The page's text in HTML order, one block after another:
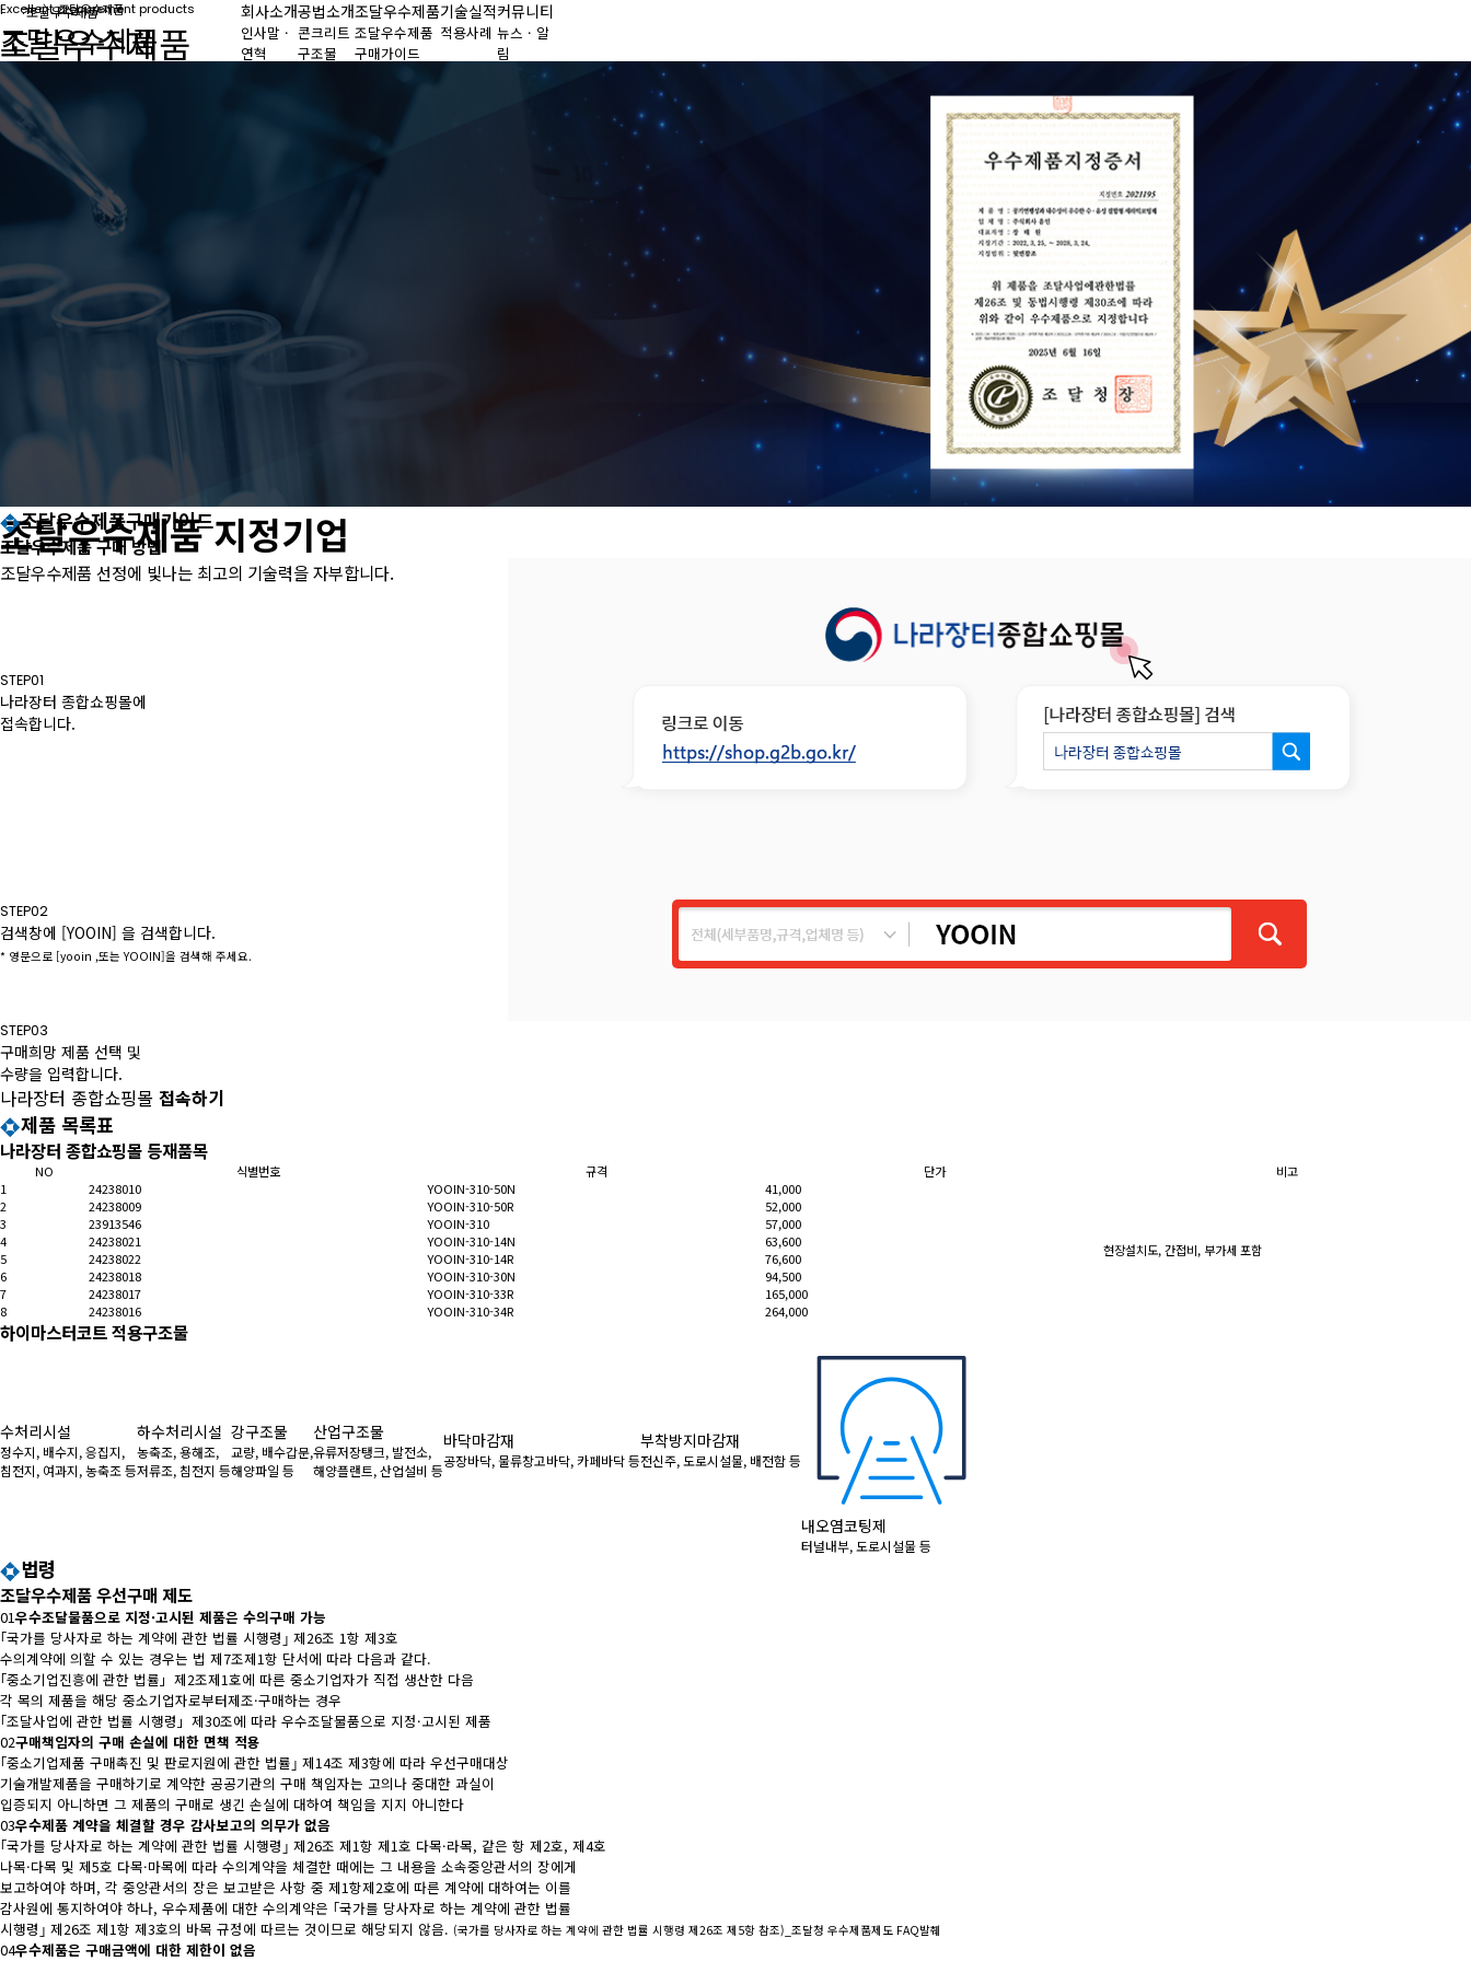
회사소개
인사말 ·
연혁
공법소개
콘크리트
구조물
조달우수제품
조달우수제품
구매가이드
기술실적
적용사례
커뮤니티
뉴스 · 알
림
Home〉조달우수제품
조달우수제품
조달우수제품
Excellent procurement products
조달우수제품
조달우수제품 지정기업
조달우수제품 선정에 빛나는 최고의 기술력을 자부합니다.
조달우수제품구매가이드
조달우수제품 구매 방법
STEP01
나라장터 종합쇼핑몰에
접속합니다.
STEP02
검색창에 [YOOIN] 을 검색합니다.
* 영문으로 [yooin ,또는 YOOIN]을 검색해 주세요.
STEP03
구매희망 제품 선택 및
수량을 입력합니다.
나라장터 종합쇼핑몰 접속하기
제품 목록표
나라장터 종합쇼핑몰 등재품목
NO 식별번호 규격 단가
비고
1
24238010 YOOIN-310-50N 41,000
현장설치도, 간접비, 부가세 포함
2 24238009 YOOIN-310-50R
52,000
3
23913546 YOOIN-310
57,000
4
24238021 YOOIN-310-14N
63,600
5
24238022 YOOIN-310-14R
76,600
6
24238018 YOOIN-310-30N
94,500
7
24238017 YOOIN-310-33R
165,000
8
24238016 YOOIN-310-34R 264,000
하이마스터코트 적용구조물
수처리시설
정수지, 배수지, 응집지,
침전지, 여과지, 농축조 등
하수처리시설
농축조, 용해조,
저류조, 침전지 등
강구조물
교량, 배수갑문,
해양파일 등
산업구조물
유류저장탱크, 발전소,
해양플랜트, 산업설비 등
바닥마감재
공장바닥, 물류창고바닥, 카페바닥 등
부착방지마감재
전신주, 도로시설물, 배전함 등
내오염코팅제
터널내부, 도로시설물 등
법령
조달우수제품 우선구매 제도
01우수조달물품으로 지정·고시된 제품은 수의구매 가능
｢국가를 당사자로 하는 계약에 관한 법률 시행령｣ 제26조 1항 제3호
수의계약에 의할 수 있는 경우는 법 제7조제1항 단서에 따라 다음과 같다.
｢중소기업진흥에 관한 법률」제2조제1호에 따른 중소기업자가 직접 생산한 다음
각 목의 제품을 해당 중소기업자로부터제조·구매하는 경우
｢조달사업에 관한 법률 시행령」제30조에 따라 우수조달물품으로 지정·고시된 제품
02구매책임자의 구매 손실에 대한 면책 적용
｢중소기업제품 구매촉진 및 판로지원에 관한 법률｣ 제14조 제3항에 따라 우선구매대상
기술개발제품을 구매하기로 계약한 공공기관의 구매 책임자는 고의나 중대한 과실이
입증되지 아니하면 그 제품의 구매로 생긴 손실에 대하여 책임을 지지 아니한다
03우수제품 계약을 체결할 경우 감사보고의 의무가 없음
｢국가를 당사자로 하는 계약에 관한 법률 시행령｣ 제26조 제1항 제1호 다목·라목, 같은 항 제2호, 제4호
나목·다목 및 제5호 다목·마목에 따라 수의계약을 체결한 때에는 그 내용을 소속중앙관서의 장에게
보고하여야 하며, 각 중앙관서의 장은 보고받은 사항 중 제1항제2호에 따른 계약에 대하여는 이를
감사원에 통지하여야 하나, 우수제품에 대한 수의계약은 ｢국가를 당사자로 하는 계약에 관한 법률
시행령｣ 제26조 제1항 제3호의 바목 규정에 따르는 것이므로 해당되지 않음. (국가를 당사자로 하는 계약에 관한 법률 시행령 제26조 제5항 참조)_조달청 우수제품제도 FAQ발췌
04우수제품은 구매금액에 대한 제한이 없음